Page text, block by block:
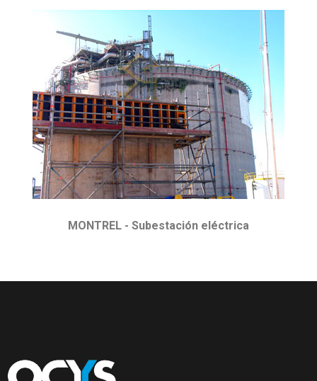
MONTREL - Subestación eléctrica